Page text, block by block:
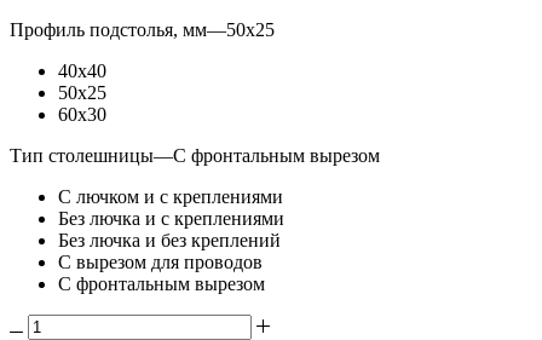
Профиль подстолья, мм—50x25
40x40
50x25
60x30
Тип столешницы—С фронтальным вырезом
С лючком и с креплениями
Без лючка и с креплениями
Без лючка и без креплений
С вырезом для проводов
С фронтальным вырезом